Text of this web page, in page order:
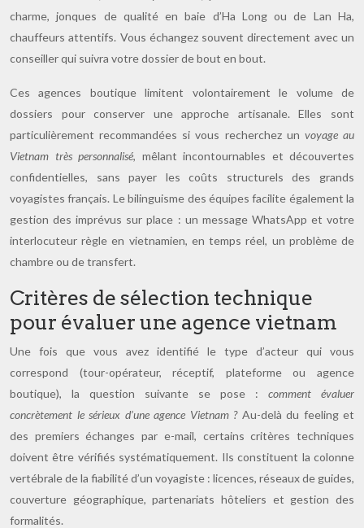
charme, jonques de qualité en baie d’Ha Long ou de Lan Ha,
chauffeurs attentifs. Vous échangez souvent directement avec un
conseiller qui suivra votre dossier de bout en bout.
Ces agences boutique limitent volontairement le volume de
dossiers pour conserver une approche artisanale. Elles sont
particulièrement recommandées si vous recherchez un voyage au
Vietnam très personnalisé, mêlant incontournables et découvertes
confidentielles, sans payer les coûts structurels des grands
voyagistes français. Le bilinguisme des équipes facilite également la
gestion des imprévus sur place : un message WhatsApp et votre
interlocuteur règle en vietnamien, en temps réel, un problème de
chambre ou de transfert.
Critères de sélection technique
pour évaluer une agence vietnam
Une fois que vous avez identifié le type d’acteur qui vous
correspond (tour-opérateur, réceptif, plateforme ou agence
boutique), la question suivante se pose : comment évaluer
concrètement le sérieux d’une agence Vietnam ?Au-delà du feeling et
des premiers échanges par e-mail, certains critères techniques
doivent être vérifiés systématiquement. Ils constituent la colonne
vertébrale de la fiabilité d’un voyagiste : licences, réseaux de guides,
couverture géographique, partenariats hôteliers et gestion des
formalités.